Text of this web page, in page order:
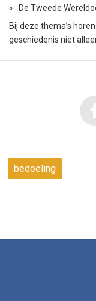
De Tweede
Bij deze thema’s
geschiedenis niet
bedoeling